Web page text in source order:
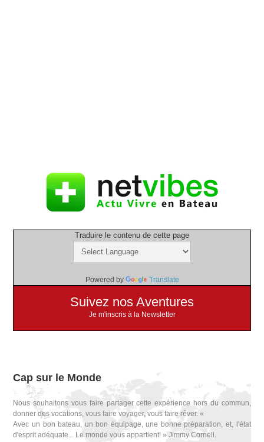
Traduire le contenu de cette page
Powered by Translate
Suivez nos Aventures
Je m'inscris à la Newsletter
Cap sur le Monde
Nous souhaitons vous faire partager cette expérience hors du commun,
donner des vocations, vous faire voyager, vous faire rêver. «
Avec un bon bateau, un bon équipage, une bonne préparation, et, l'état
d'esprit adéquate... Le monde vous appartient! » Jimmy Cornell.